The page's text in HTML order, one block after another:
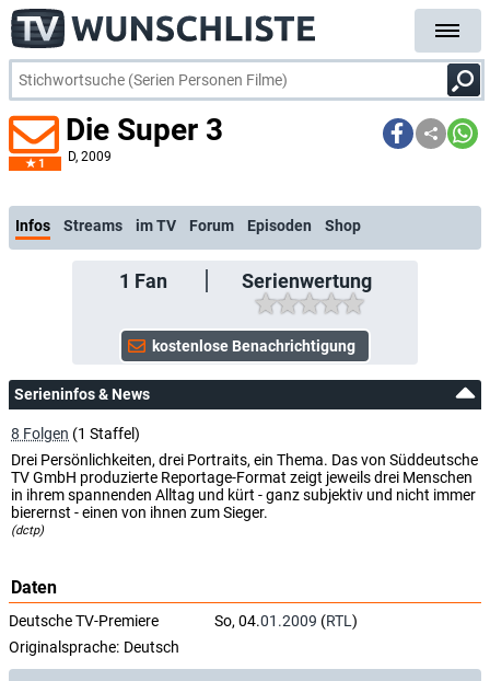
1
Die Super 3
D, 2009
Infos Streams im TV Forum Episoden Shop
1 Fan Serienwertung
Serieninfos & News
8 Folgen (1 Staffel)
Drei Persönlichkeiten, drei Portraits, ein Thema. Das von Süddeutsche
TV GmbH produzierte Reportage-Format zeigt jeweils drei Menschen
in ihrem spannenden Alltag und kürt - ganz subjektiv und nicht immer
bierernst - einen von ihnen zum Sieger.
(dctp)
Daten
Deutsche TV-Premiere So, 04.01.2009 (RTL )
Originalsprache: Deutsch